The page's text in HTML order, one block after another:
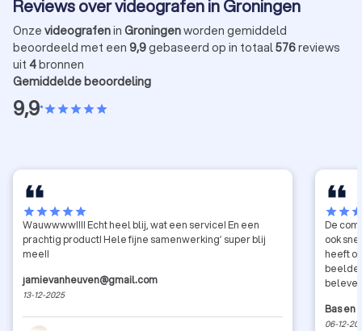
Reviews over videografen in Groningen
Onze videografenin Groningenworden gemiddeld
beoordeeld met een 9,9gebaseerd op in totaal576reviews
uit 4bronnen
Gemiddelde beoordeling
9,9•starstarstarstarstar
starstarstarstarstar
Wauwwww!!!! Echt heel blij, wat een service! En een
prachtig product! Hele fijne samenwerking’ super blij
mee!!
jamievanheuven@gmail.com
13-12-2025
starstar
De
ook
heeft
Bas en
06-12-